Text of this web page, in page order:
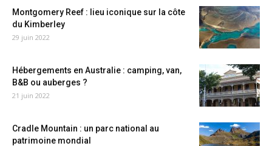
Montgomery Reef : lieu iconique sur la côte
du Kimberley
29 juin 2022
Hébergements en Australie : camping, van,
B&B ou auberges ?
21 juin 2022
Cradle Mountain : un parc national au
patrimoine mondial